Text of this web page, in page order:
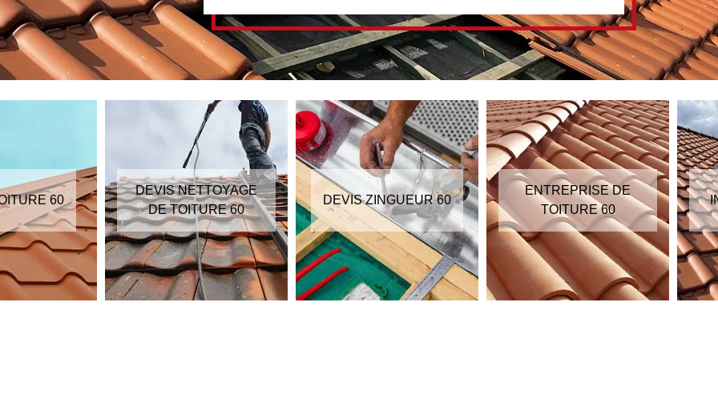
60
DEVIS NETTOYAGE
DE TOITURE 60
DEVIS ZINGUEUR 60
ENTREPRISE DE
TOITURE 60